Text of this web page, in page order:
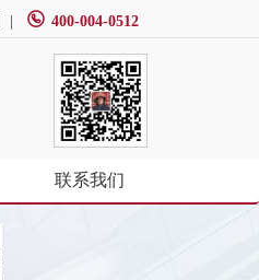
400-004-0512
联系我们